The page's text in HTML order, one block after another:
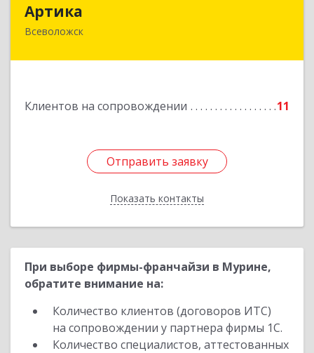
Артика
Всеволожск
Клиентов на сопровождении 11
Отправить заявку
Показать контакты
188645, Ленинградская обл, Всеволожск г,
Отправить заявку
Назад
При выборе фирмы-франчайзи в Мурине,
обратите внимание на:
Количество клиентов (договоров ИТС)
на сопровождении у партнера фирмы 1С.
Количество специалистов, аттестованных